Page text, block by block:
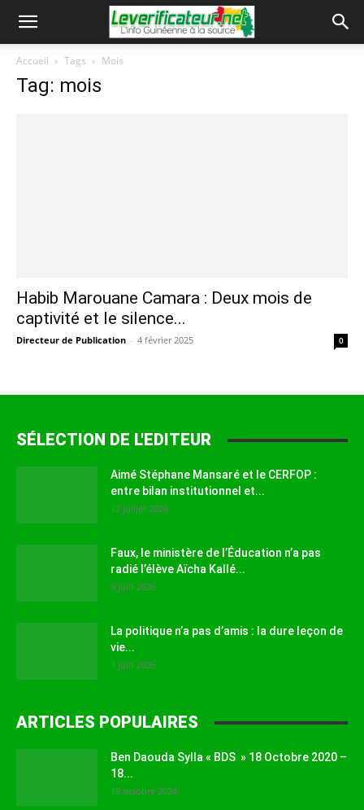
Accueil Tags Mois
Tag: mois
Habib Marouane Camara : Deux mois de
captivité et le silence...
Directeur de Publication - 4 février 2025 0
SÉLECTION DE L'EDITEUR
Aimé Stéphane Mansaré et le CERFOP :
entre bilan institutionnel et...
12 juillet 2026
Faux, le ministère de l’Éducation n’a pas
radié l’élève Aïcha Kallé...
9 juin 2026
La politique n’a pas d’amis : la dure leçon de
vie...
1 juin 2026
ARTICLES POPULAIRES
Ben Daouda Sylla « BDS » 18 Octobre 2020 –
18...
18 octobre 2024